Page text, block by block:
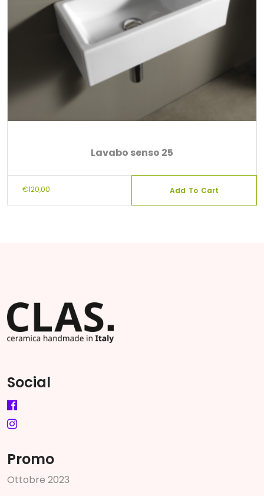
Lavabo senso 25
€120,00 Add To Cart
Social
Promo
Ottobre 2023